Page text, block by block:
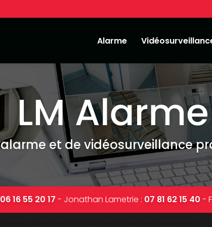
Alarme
et de vidéosurveillance
06 16 55 20 17 - Jonathan Lametrie : 07 81 62 15 40 -